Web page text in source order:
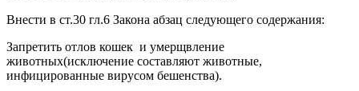
Внести в ст.30 гл.6 Закона абзац следующего содержания:
Запретить отлов кошек и умерщвление
животных(исключение составляют животные,
инфицированные вирусом бешенства).